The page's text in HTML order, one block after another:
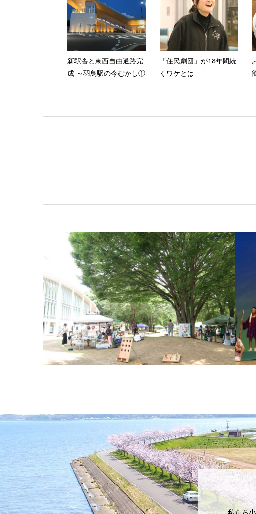
新駅舎と東西自由通路完
成 ～羽鳥駅の今むかし①
「住民劇団」が18年間続
くワケとは